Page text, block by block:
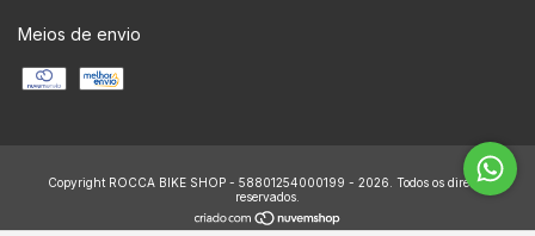
Meios de envio
Copyright ROCCA BIKE SHOP - 58801254000199 - 2026. Todos os direitos
reservados.